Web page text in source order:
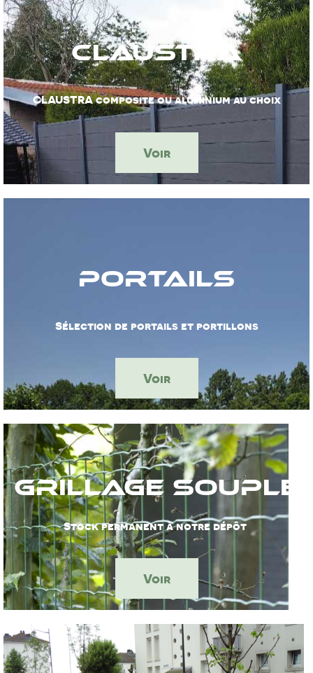
CLAUSTRA
CLAUSTRA composite ou aluminium au choix
Voir
Portails
Sélection de portails et portillons
Voir
Grillage Souple
Stock permanent à notre dépôt
Voir